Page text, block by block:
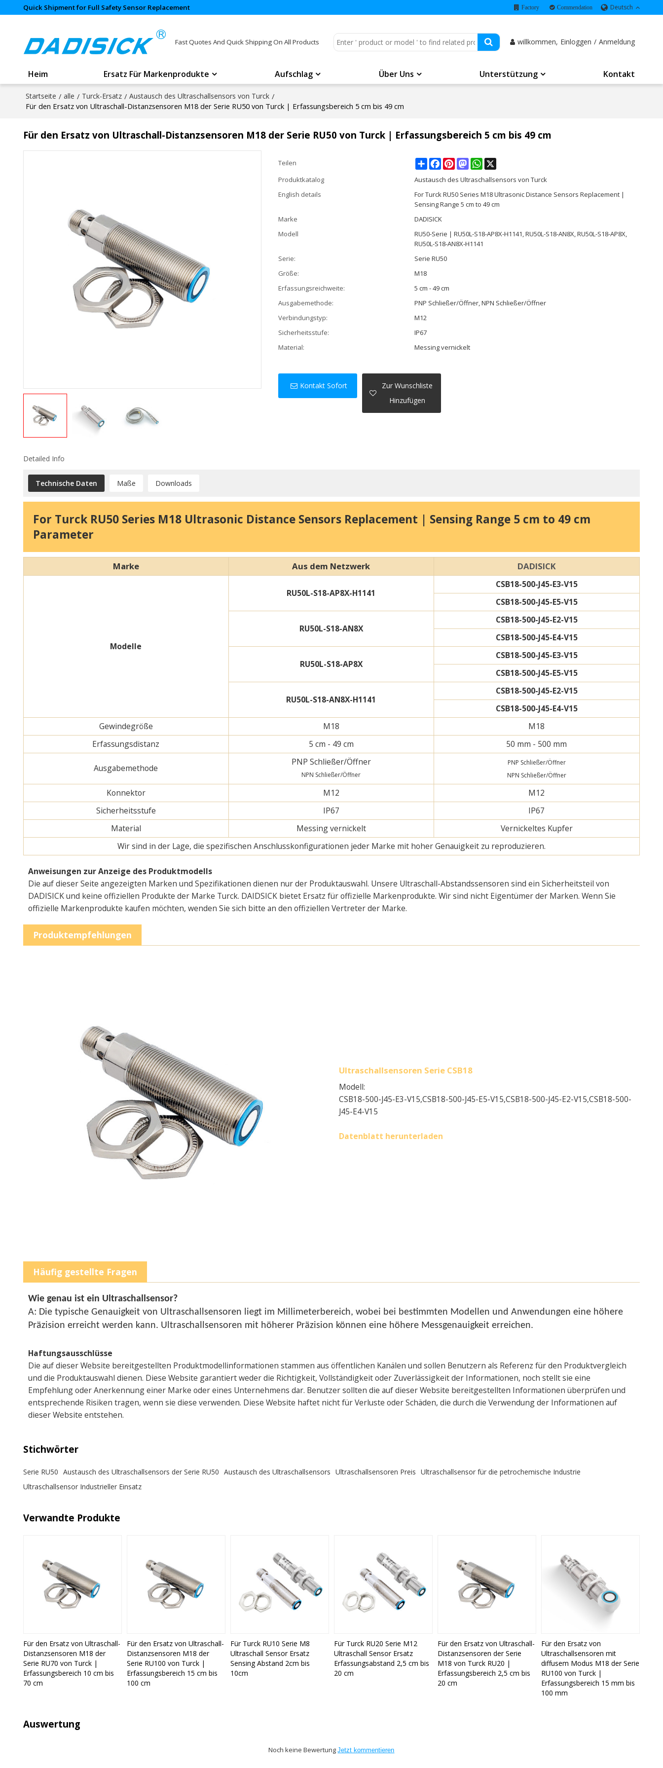
Quick Shipment for Full Safety Sensor Replacement Factory Commendation Deutsch
Fast Quotes And Quick Shipping On All Products willkommen, Einloggen / Anmeldung
Heim Ersatz Für Markenprodukte Aufschlag Über Uns Unterstützung Kontakt
Startseite / alle / Turck-Ersatz / Austausch des Ultraschallsensors von Turck /
Für den Ersatz von Ultraschall-Distanzsensoren M18 der Serie RU50 von Turck | Erfassungsbereich 5 cm bis 49 cm
Für den Ersatz von Ultraschall-Distanzsensoren M18 der Serie RU50 von Turck | Erfassungsbereich 5 cm bis 49 cm
Teilen ShareFacebookPinterestMastodonWhatsApp
Produktkatalog
Austausch des Ultraschallsensors von Turck
English details
For Turck RU50 Series M18 Ultrasonic Distance Sensors Replacement |
Sensing Range 5 cm to 49 cm
Marke
DADISICK
Modell
RU50-Serie | RU50L-S18-AP8X-H1141, RU50L-S18-AN8X, RU50L-S18-AP8X,
RU50L-S18-AN8X-H1141
Serie:
Serie RU50
Größe:
M18
Erfassungsreichweite:
5 cm - 49 cm
Ausgabemethode:
PNP Schließer/Öffner, NPN Schließer/Öffner
Verbindungstyp:
M12
Sicherheitsstufe:
IP67
Material:
Messing vernickelt
Kontakt Sofort
Zur Wunschliste
Hinzufügen
Detailed Info
Technische Daten Maße Downloads
For Turck RU50 Series M18 Ultrasonic Distance Sensors Replacement | Sensing Range 5 cm to 49 cm
Parameter
Marke Aus dem Netzwerk DADISICK
Modelle
RU50L-S18-AP8X-H1141
CSB18-500-J45-E3-V15
CSB18-500-J45-E5-V15
RU50L-S18-AN8X
CSB18-500-J45-E2-V15
CSB18-500-J45-E4-V15
RU50L-S18-AP8X
CSB18-500-J45-E3-V15
CSB18-500-J45-E5-V15
RU50L-S18-AN8X-H1141
CSB18-500-J45-E2-V15
CSB18-500-J45-E4-V15
Gewindegröße
M18
M18
Erfassungsdistanz
5 cm - 49 cm 50 mm - 500 mm
Ausgabemethode
PNP Schließer/Öffner
NPN Schließer/Öffner
PNP Schließer/Öffner
NPN Schließer/Öffner
Konnektor M12
M12
Sicherheitsstufe
IP67
IP67
Material
Messing vernickelt
Vernickeltes Kupfer
Wir sind in der Lage, die spezifischen Anschlusskonfigurationen jeder Marke mit hoher Genauigkeit zu reproduzieren.
Anweisungen zur Anzeige des Produktmodells
Die auf dieser Seite angezeigten Marken und Spezifikationen dienen nur der Produktauswahl. Unsere Ultraschall-Abstandssensoren sind ein Sicherheitsteil von
DADISICK und keine offiziellen Produkte der Marke Turck. DAIDSICK bietet Ersatz für offizielle Markenprodukte. Wir sind nicht Eigentümer der Marken. Wenn Sie
offizielle Markenprodukte kaufen möchten, wenden Sie sich bitte an den offiziellen Vertreter der Marke.
Produktempfehlungen
Ultraschallsensoren Serie CSB18
Modell:
CSB18-500-J45-E3-V15,CSB18-500-J45-E5-V15,CSB18-500-J45-E2-V15,CSB18-500-
J45-E4-V15
Datenblatt herunterladen
Häufig gestellte Fragen
Wie genau ist ein Ultraschallsensor?
A: Die typische Genauigkeit von Ultraschallsensoren liegt im Millimeterbereich, wobei bei bestimmten Modellen und Anwendungen eine höhere
Präzision erreicht werden kann. Ultraschallsensoren mit höherer Präzision können eine höhere Messgenauigkeit erreichen.
Haftungsausschlüsse
Die auf dieser Website bereitgestellten Produktmodellinformationen stammen aus öffentlichen Kanälen und sollen Benutzern als Referenz für den Produktvergleich
und die Produktauswahl dienen. Diese Website garantiert weder die Richtigkeit, Vollständigkeit oder Zuverlässigkeit der Informationen, noch stellt sie eine
Empfehlung oder Anerkennung einer Marke oder eines Unternehmens dar. Benutzer sollten die auf dieser Website bereitgestellten Informationen überprüfen und
entsprechende Risiken tragen, wenn sie diese verwenden. Diese Website haftet nicht für Verluste oder Schäden, die durch die Verwendung der Informationen auf
dieser Website entstehen.
Stichwörter
Serie RU50 Austausch des Ultraschallsensors der Serie RU50 Austausch des Ultraschallsensors Ultraschallsensoren Preis Ultraschallsensor für die petrochemische Industrie
Ultraschallsensor Industrieller Einsatz
Verwandte Produkte
Für den Ersatz von Ultraschall-
Distanzsensoren M18 der
Serie RU70 von Turck |
Erfassungsbereich 10 cm bis
70 cm
Für den Ersatz von Ultraschall-
Distanzsensoren M18 der
Serie RU100 von Turck |
Erfassungsbereich 15 cm bis
100 cm
Für Turck RU10 Serie M8
Ultraschall Sensor Ersatz
Sensing Abstand 2cm bis
10cm
Für Turck RU20 Serie M12
Ultraschall Sensor Ersatz
Erfassungsabstand 2,5 cm bis
20 cm
Für den Ersatz von Ultraschall-
Distanzsensoren der Serie
M18 von Turck RU20 |
Erfassungsbereich 2,5 cm bis
20 cm
Für den Ersatz von
Ultraschallsensoren mit
diffusem Modus M18 der Serie
RU100 von Turck |
Erfassungsbereich 15 mm bis
100 mm
Auswertung
Noch keine BewertungJetzt kommentieren